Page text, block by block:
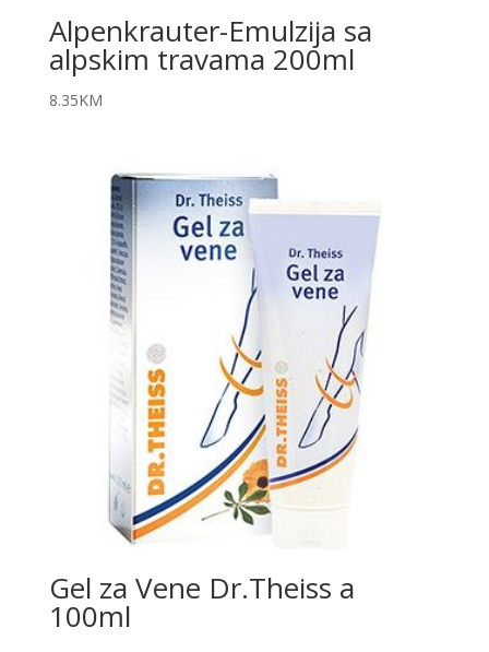
Alpenkrauter-Emulzija sa
alpskim travama 200ml
8.35KM
Gel za Vene Dr.Theiss a
100ml